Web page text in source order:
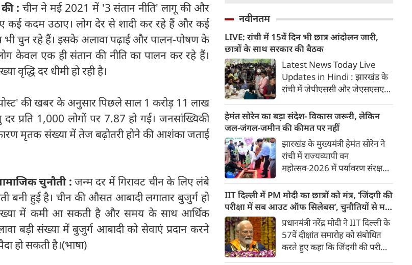
की :चीन ने मई 2021 में '3 संतान नीति' लागू की और
कई कदम उठाए। लोग देर से शादी कर रहे हैं और कई
भी चुन रहे हैं। इसके अलावा पढ़ाई और पालन-पोषण के
केवल एक ही संतान की नीति का पालन कर रहे हैं।
दर धीमी हो रही है।
पोस्ट' की खबर के अनुसार पिछले साल 1 करोड़ 11 लाख
दर प्रति 1,000 लोगों पर 7.87 हो गई। जनसांख्यिकी
मृतक संख्या में तेज बढ़ोतरी होने की आशंका जताई
चुनौती : जन्म दर में गिरावट चीन के लिए लंबे
बनी हुई है। चीन की औसत आबादी लगातार बुजुर्ग हो
में कमी आ सकती है और समय के साथ आर्थिक
बड़ी संख्या में बुजुर्ग आबादी को सेवाएं प्रदान करने
हो सकती है।(भाषा)
नवीनतम
LIVE: रांची में 15वें दिन भी छात्र आंदोलन जारी,
छात्रों के साथ सरकार की बैठक
Latest News Today Live
Updates in Hindi : झारखंड के
रांची में जेपीएससी और जेएसएसएसी
आंदोलन का आज 15वां दिन है।
सर्किट हाउस में सरकार और छात्रों के
प्रतिनिधिमंडल के बीच बातचीत हुई।
पल पल की जानकारी...
हेमंत सोरेन का बड़ा संदेश- विकास जरूरी, लेकिन
जल-जंगल-जमीन की कीमत पर नहीं
झारखंड के मुख्यमंत्री हेमंत सोरेन ने
रांची में राज्यव्यापी वन
महोत्सव-2026 में पर्यावरण संरक्षण
विकास जरूरी है, लेकिन जल, जंगल
और जमीन की कीमत पर नहीं।
सरकार इंसान, वन्यजीव और
पर्यावरण के लिए उपयोगी पेड़ों को
प्राथमिकता देगी।
IIT दिल्ली में PM मोदी का छात्रों को मंत्र, ‘जिंदगी की
परीक्षा में सब आउट ऑफ सिलेबस’, चुनौतियों से मत
घबराना
प्रधानमंत्री नरेंद्र मोदी ने IIT दिल्ली के
57वें दीक्षांत समारोह को संबोधित
करते हुए कहा कि जिंदगी की परीक्षा